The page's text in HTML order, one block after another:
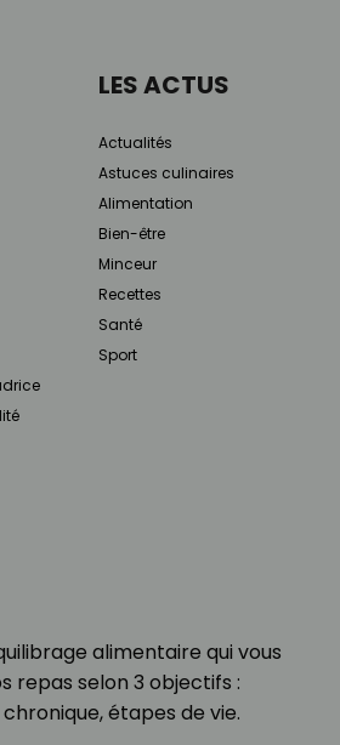
alimentaire qui vous
repas selon 3 objectifs :
étapes de vie.
LES ACTUS
Actualités
Astuces culinaires
Alimentation
Bien-être
Minceur
Recettes
Santé
Sport